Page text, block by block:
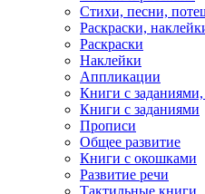
Стихи, песни,
Раскраски,
Раскраски
Наклейки
Аппликации
Книги с
Книги с заданиями
Прописи
Общее развитие
Книги с окошками
Развитие речи
Тактильные книги